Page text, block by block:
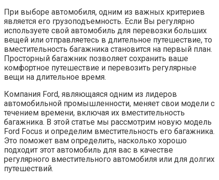
При выборе автомобиля, одним из важных критериев
является его грузоподъемность. Если Вы регулярно
используете свой автомобиль для перевозки больших
вещей или отправляетесь в длительное путешествие, то
вместительность багажника становится на первый план.
Просторный багажник позволяет сохранить ваше
комфортное путешествие и перевозить регулярные
вещи на длительное время.
Компания Ford, являющаяся одним из лидеров
автомобильной промышленности, меняет свои модели с
течением времени, включая их вместительность
багажника. В этой статье мы рассмотрим новую модель
Ford Focus и определим вместительность его багажника.
Это поможет вам определить, насколько хорошо
подходит этот автомобиль для вас в качестве
регулярного вместительного автомобиля или для долгих
путешествий.